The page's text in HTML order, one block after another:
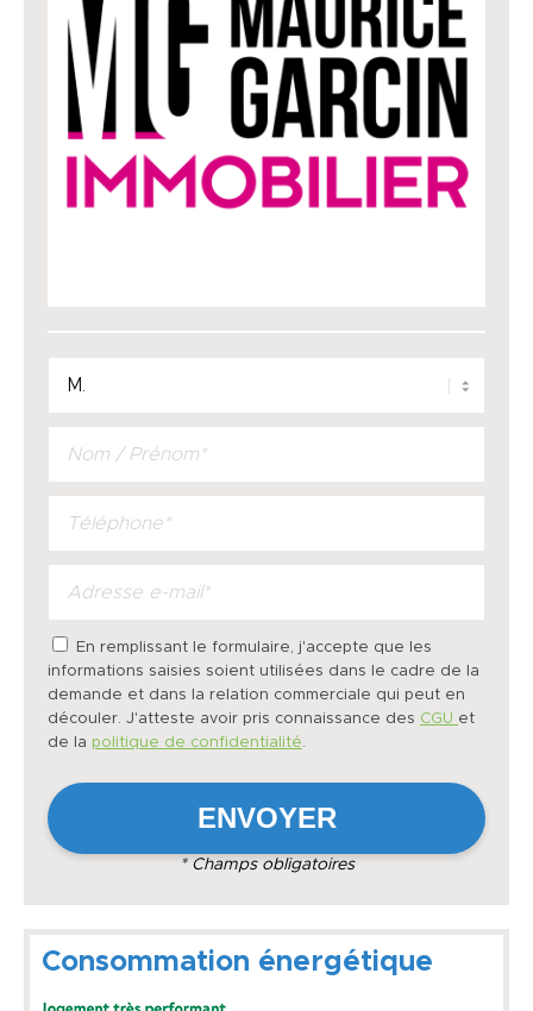
En remplissant le formulaire, j'accepte que les
informations saisies soient utilisées dans le cadre de la
demande et dans la relation commerciale qui peut en
découler. J'atteste avoir pris connaissance des CGU et
de la politique de confidentialité.
* Champs obligatoires
Consommation énergétique